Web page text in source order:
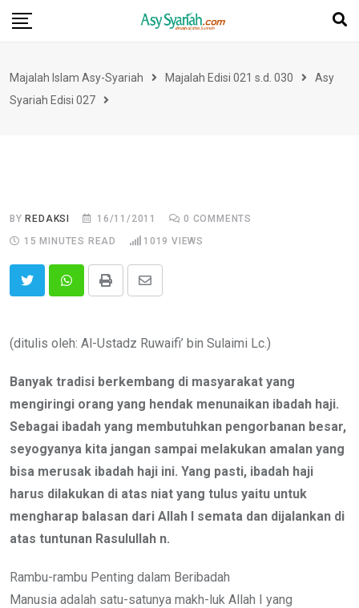
Skip
Majalah Islam Asy-Syariah Majalah Edisi 021 s.d. 030
Asy
Syariah Edisi 027
BYREDAKSI 16/11/2011 0 COMMENTS
15 MINUTES READ
1019 VIEWS
Print
Share
Email
(ditulis oleh: Al-Ustadz Ruwaifi’ bin Sulaimi Lc.)
Banyak tradisi berkembang di masyarakat yang
mengiringi orang yang hendak menunaikan ibadah haji.
Sebagai ibadah yang membutuhkan pengorbanan besar,
seyogyanya kita jangan sampai melakukan amalan yang
bisa merusak ibadah haji ini. Yang pasti, ibadah haji
harus dilakukan di atas niat yang tulus yaitu untuk
mengharap balasan dari Allah I semata dan dijalankan di
atas tuntunan Rasulullah n.
Rambu-rambu Penting dalam Beribadah
Manusia adalah satu-satunya makh-luk Allah I yang